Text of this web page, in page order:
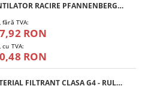
VENTILATOR RACIRE PFANNENBERG PF 11.000
fără TVA:
RON
cu TVA:
RON
MATERIAL FILTRANT CLASA G4 - RULOU